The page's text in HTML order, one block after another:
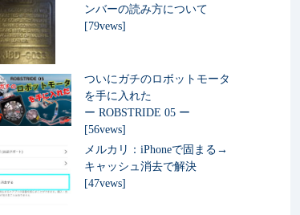
ンバーの読み方について
[79vews]
ついにガチのロボットモータ
を手に入れた
ー ROBSTRIDE 05 ー
[56vews]
メルカリ：iPhoneで固まる→
キャッシュ消去で解決
[47vews]